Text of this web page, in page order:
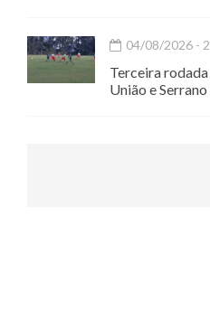
04/08/2026 -
Terceira
União e